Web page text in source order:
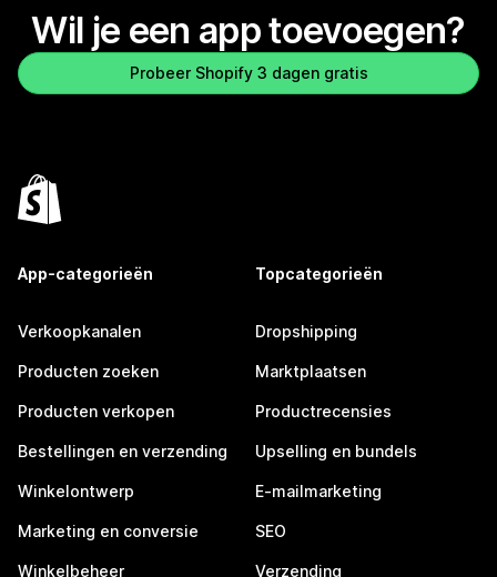
Wil je een app toevoegen?
Probeer Shopify 3 dagen gratis
App-categorieën
Verkoopkanalen
Producten zoeken
Producten verkopen
Bestellingen en verzending
Winkelontwerp
Marketing en conversie
Winkelbeheer
Topcategorieën
Dropshipping
Marktplaatsen
Productrecensies
Upselling en bundels
E-mailmarketing
SEO
Verzending